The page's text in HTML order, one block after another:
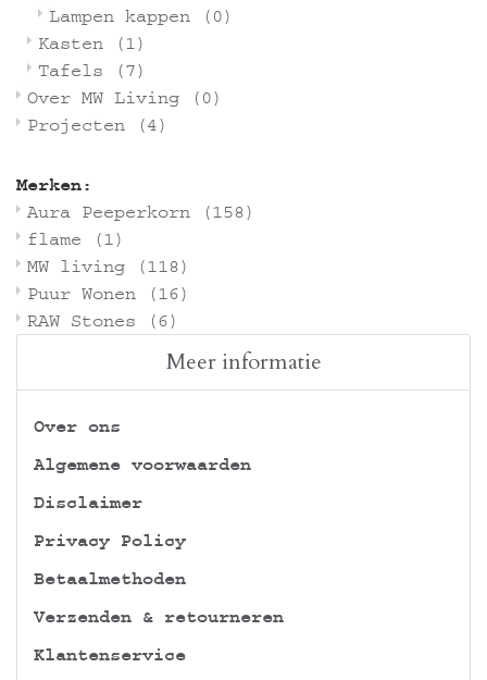
Lampen kappen
(0)
Kasten
(1)
Tafels
(7)
Over MW Living
(0)
Projecten
(4)
Merken:
Aura Peeperkorn
(158)
flame
(1)
MW living
(118)
Puur Wonen
(16)
RAW Stones
(6)
Meer informatie
Over ons
Algemene voorwaarden
Disclaimer
Privacy Policy
Betaalmethoden
Verzenden & retourneren
Klantenservice